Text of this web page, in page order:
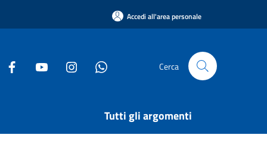
Accedi all'area personale
Cerca
Tutti gli argomenti